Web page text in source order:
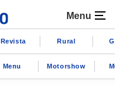
Menu
Revista Rural
Menu Motorshow